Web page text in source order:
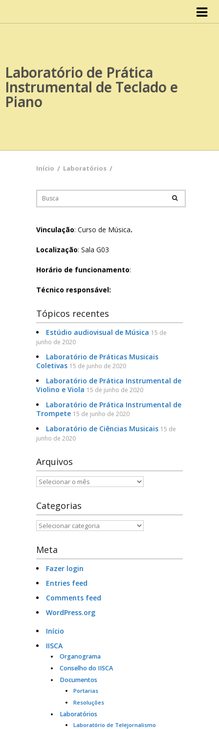
Organograma
Conselho do IISCA
Filosofia
Especialização em Tradução e Interpretação de Libras
Laboratórios
Lista de Laboratórios
Serviços e Formulários
Processo Seletivo
Laboratório de Prática
Instrumental de Teclado e
Piano
Início / Laboratórios /
Vinculação: Curso de Música.
Localização: Sala G03
Horário de funcionamento:
Técnico responsável:
Tópicos recentes
Estúdio audiovisual de Música 15 de
junho de 2020
Laboratório de Práticas Musicais
Coletivas 15 de junho de 2020
Laboratório de Prática Instrumental de
Violino e Viola 15 de junho de 2020
Laboratório de Prática Instrumental de
Trompete 15 de junho de 2020
Laboratório de Ciências Musicais 15 de
junho de 2020
Arquivos
Arquivos
Categorias
Categorias
Meta
Fazer login
Entries feed
Comments feed
WordPress.org
Início
IISCA
Organograma
Conselho do IISCA
Documentos
Portarias
Resoluções
Laboratórios
Laboratório de Telejornalismo